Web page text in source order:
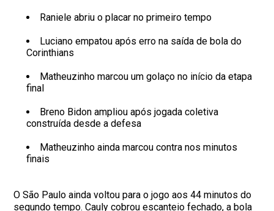
Raniele abriu o placar no primeiro tempo
Luciano empatou após erro na saída de bola do
Corinthians
Matheuzinho marcou um golaço no início da etapa
final
Breno Bidon ampliou após jogada coletiva
construída desde a defesa
Matheuzinho ainda marcou contra nos minutos
finais
O São Paulo ainda voltou para o jogo aos 44 minutos do
segundo tempo. Cauly cobrou escanteio fechado, a bola